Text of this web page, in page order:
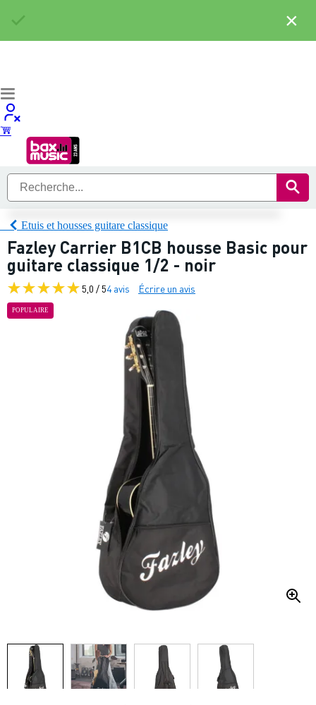
Etuis et housses guitare classique
Fazley Carrier B1CB housse Basic pour
guitare classique 1/2 - noir
5,0 / 54 avis Écrire un avis
POPULAIRE
×